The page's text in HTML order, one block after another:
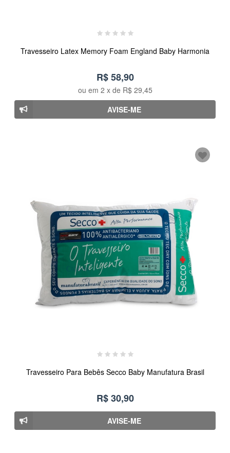
Travesseiro Latex Memory Foam England Baby Harmonia
R$ 58,90
ou em 2 x de R$ 29,45
AVISE-ME
Travesseiro Para Bebês Secco Baby Manufatura Brasil
R$ 30,90
AVISE-ME